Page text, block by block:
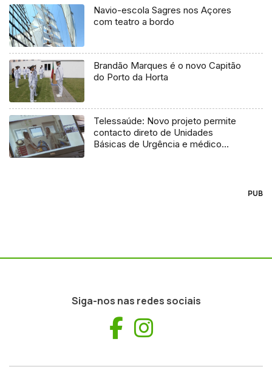
Navio-escola Sagres nos Açores
com teatro a bordo
Brandão Marques é o novo Capitão
do Porto da Horta
Telessaúde: Novo projeto permite
contacto direto de Unidades
Básicas de Urgência e médico
PUB
Siga-nos nas redes sociais
Facebook